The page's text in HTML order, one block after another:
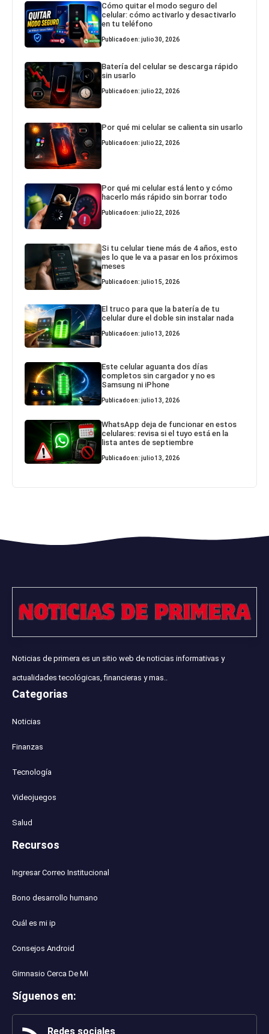
Cómo quitar el modo seguro del
celular: cómo activarlo y desactivarlo
en tu teléfono
Publicado en: julio 30, 2026
Batería del celular se descarga rápido
sin usarlo
Publicado en: julio 22, 2026
Por qué mi celular se calienta sin usarlo
Publicado en: julio 22, 2026
Por qué mi celular está lento y cómo
hacerlo más rápido sin borrar todo
Publicado en: julio 22, 2026
Si tu celular tiene más de 4 años, esto
es lo que le va a pasar en los próximos
meses
Publicado en: julio 15, 2026
El truco para que la batería de tu
celular dure el doble sin instalar nada
Publicado en: julio 13, 2026
Este celular aguanta dos días
completos sin cargador y no es
Samsung ni iPhone
Publicado en: julio 13, 2026
WhatsApp deja de funcionar en estos
celulares: revisa si el tuyo está en la
lista antes de septiembre
Publicado en: julio 13, 2026
Noticias de primera es un sitio web de noticias informativas y
actualidades tecológicas, financieras y mas..
Categorias
Noticias
Finanzas
Tecnología
Videojuegos
Salud
Recursos
Ingresar Correo Institucional
Bono desarrollo humano
Cuál es mi ip
Consejos Android
Gimnasio Cerca De Mi
Síguenos en:
Redes sociales